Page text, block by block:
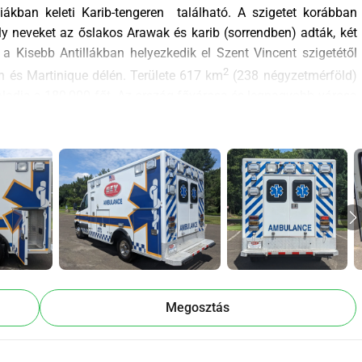
neveket az őslakos Arawak és karib (sorrendben) adták, két
Kisebb Antillákban helyezkedik el Szent Vincent szigetétől
és Martinique délén. Területe 617 km2 (238 négyzetmérföld)
el. Szent Lucia az egyetlen nő után elnevezett szuverén
nő után kapta nevét (Írország egy istennőről kapta a nevét). A
az szigeten december 13-án, Szent Luca ünnepén,
1520-as vatikáni térkép Sancta Lucia néven tünteti fel a
korai spanyol felfedezők nevezték el.
beszerzésére, szállítására és vámkezelésére fogják
elérhetővé váljanak a sürgősségi ellátási szolgáltatások
ellátás a szigeten.
Megosztás